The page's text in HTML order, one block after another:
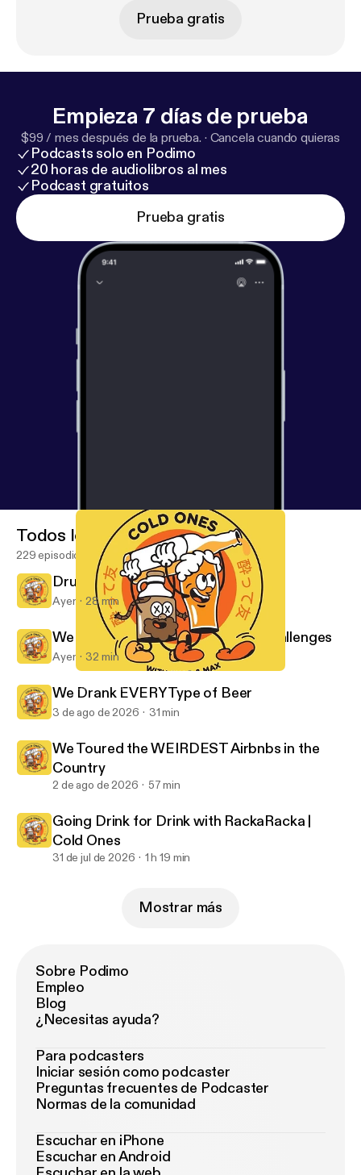
Prueba gratis
Empieza 7 días de prueba
$99 / mes después de la prueba. · Cancela cuando quieras
Podcasts solo en Podimo
20 horas de audiolibros al mes
Podcast gratuitos
Prueba gratis
Cold Ones
Todos los episodios
229 episodios
Drunk Australians Try Science
Ayer 28 min
We Tried Japanese Game Show Challenges
Ayer 32 min
We Drank EVERY Type of Beer
3 de ago de 2026 31 min
We Toured the WEIRDEST Airbnbs in the
Country
2 de ago de 2026 57 min
Going Drink for Drink with RackaRacka |
Cold Ones
31 de jul de 2026 1 h 19 min
Mostrar más
Sobre Podimo
Empleo
Blog
¿Necesitas ayuda?
Para podcasters
Iniciar sesión como podcaster
Preguntas frecuentes de Podcaster
Normas de la comunidad
Escuchar en iPhone
Escuchar en Android